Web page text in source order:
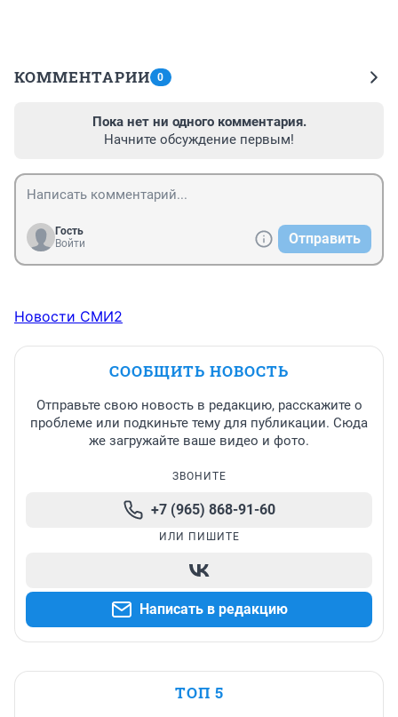
КОММЕНТАРИИ 0
Пока нет ни одного комментария.
Начните обсуждение первым!
Гость
Войти
Отправить
Новости СМИ2
СООБЩИТЬ НОВОСТЬ
Отправьте свою новость в редакцию, расскажите о
проблеме или подкиньте тему для публикации. Сюда
же загружайте ваше видео и фото.
ЗВОНИТЕ
+7 (965) 868-91-60
ИЛИ ПИШИТЕ
Написать в редакцию
ТОП 5